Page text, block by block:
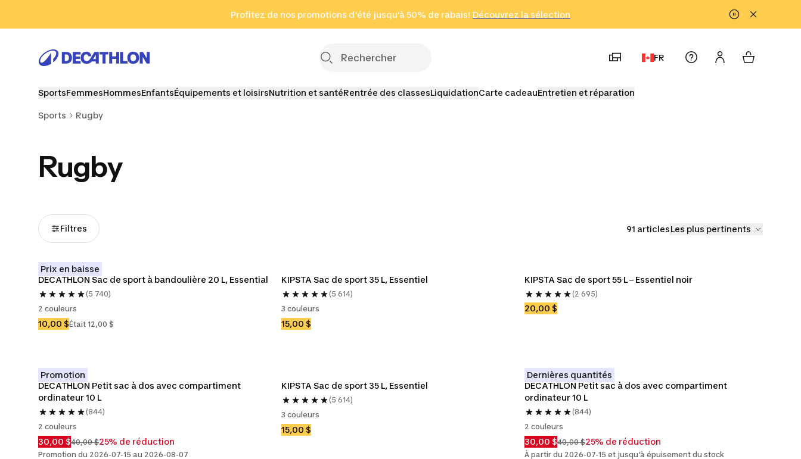
Aller au pied de page
Profitez de nos promotions d'été jusqu'à 50% de rabais! Découvrez la sélection
Cliquez ici
en seulement 2 h!
(Zones sélectionnées)
FR
SportsFemmesHommesEnfantsÉquipements et loisirsNutrition et santéRentrée des classesLiquidationCarte cadeauEntretien et réparation
Sports Rugby
Rugby
Filtres 91 articlesLes plus pertinents
Prix en baisse
DECATHLON Sac de sport à bandoulière 20 L, Essential
(5 740)
2 couleurs
10,00 $Était 12,00 $
KIPSTA Sac de sport 35 L, Essentiel
(5 614)
3 couleurs
15,00 $
KIPSTA Sac de sport 55 L – Essentiel noir
(2 695)
20,00 $
Promotion
DECATHLON Petit sac à dos avec compartiment
ordinateur 10 L
(844)
2 couleurs
30,00 $40,00 $25% de réduction
Promotion du 2026-07-15 au 2026-08-07
KIPSTA Sac de sport 35 L, Essentiel
(5 614)
3 couleurs
15,00 $
Dernières quantités
DECATHLON Petit sac à dos avec compartiment
ordinateur 10 L
(844)
2 couleurs
30,00 $40,00 $25% de réduction
À partir du 2026-07-15 et jusqu'à épuisement du stock